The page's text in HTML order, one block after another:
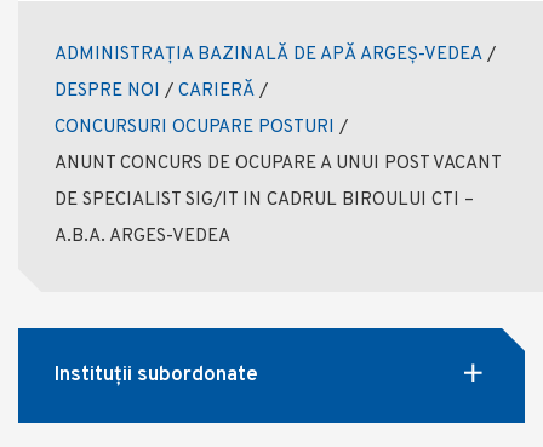
ADMINISTRAȚIA BAZINALĂ DE APĂ ARGEȘ-VEDEA /
DESPRE NOI / CARIERĂ /
CONCURSURI OCUPARE POSTURI /
ANUNT CONCURS DE OCUPARE A UNUI POST VACANT
DE SPECIALIST SIG/IT IN CADRUL BIROULUI CTI –
A.B.A. ARGES-VEDEA
Instituții subordonate